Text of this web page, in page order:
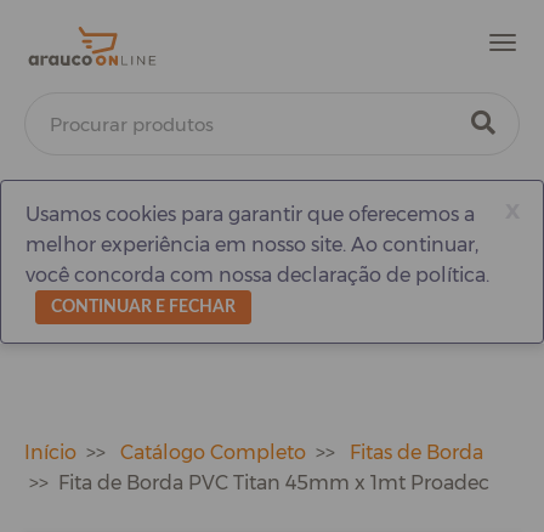
Usamos cookies para garantir que oferecemos a
melhor experiência em nosso site. Ao continuar,
você concorda com nossa declaração de política.
CONTINUAR E FECHAR
Início Catálogo Completo
Fitas de Borda
Fita de Borda PVC Titan 45mm x 1mt Proadec